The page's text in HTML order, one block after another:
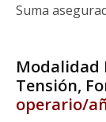
Suma
Modalidad
Tensión,
operario/